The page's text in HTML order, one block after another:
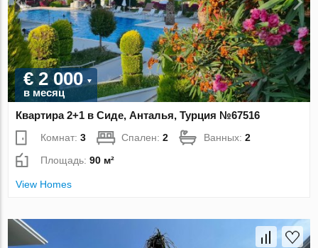
€ 2 000
в месяц
Квартира 2+1 в Сиде, Анталья, Турция №67516
Комнат:3 Спален:2 Ванных:2
Площадь:90 м²
View Homes